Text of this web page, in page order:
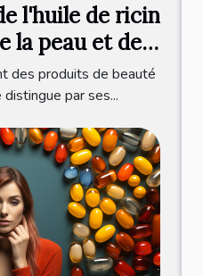
l'huile de ricin
la peau et des
des produits de beauté
par ses...